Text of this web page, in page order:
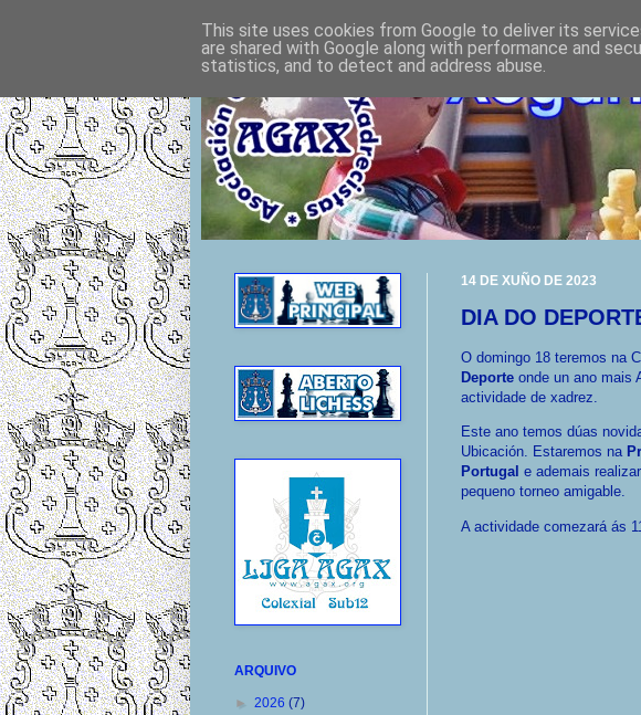
14 DE XUÑO DE 2023
DIA DO
O domingo 18 teremos na
Deporte onde un ano mais
actividade de xadrez.
Este ano temos dúas
Ubicación. Estaremos na
Portugal e ademais
pequeno torneo amigable.
A actividade comezará ás
ARQUIVO
► 2026 (7)
This site uses cookies from Google to deliver its
are shared with Google along with performance and
statistics, and to detect and address abuse.